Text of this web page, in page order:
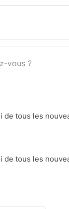
de tous les
de tous les